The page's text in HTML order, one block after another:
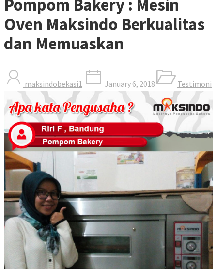
Pompom Bakery : Mesin
Oven Maksindo Berkualitas
dan Memuaskan
maksindobekasi1 January 6, 2018 Testimoni